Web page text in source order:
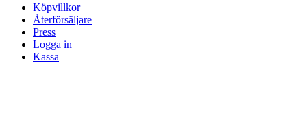
Köpvillkor
Återförsäljare
Press
Logga in
Kassa